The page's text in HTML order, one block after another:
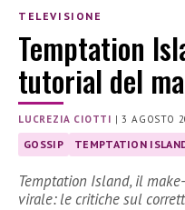
TELEVISIONE
Temptation
tutorial del
LUCREZIA CIOTTI |3 AGOSTO
GOSSIP TEMPTATION
Temptation Island, il
virale: le critiche sul